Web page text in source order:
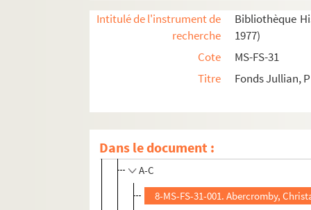
Intitulé de l'instrument de
recherche
Bibliothèque
1977)
Cote
MS-FS-31
Titre
Fonds Jullian,
Dans le document :
Oeuvres graphiques
Lettres à Philippe Jullian
A-C
8-MS-FS-31-001. Abercromby,